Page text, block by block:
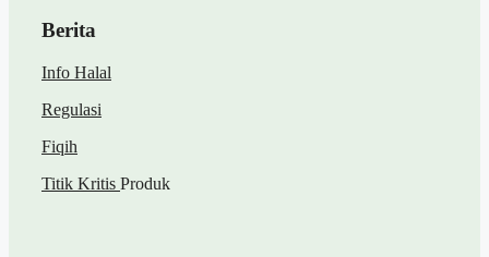
Berita
Info Halal
Regulasi
Fiqih
Titik Kritis Produk